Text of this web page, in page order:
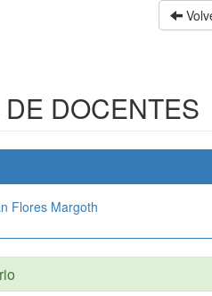
DE DOCENTES
Flores Margoth